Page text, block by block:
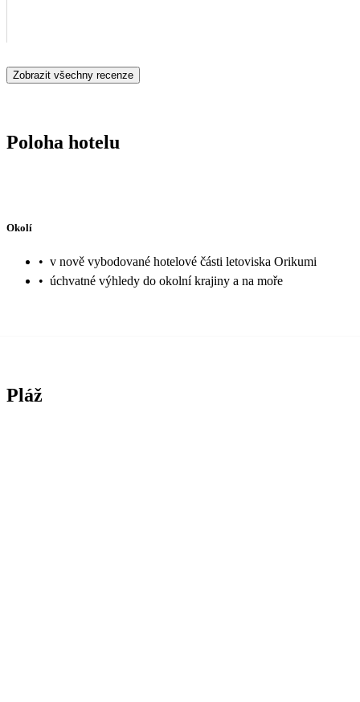
Zobrazit všechny recenze
Poloha hotelu
Okolí
• v nově vybodované hotelové části letoviska Orikumi
• úchvatné výhledy do okolní krajiny a na moře
Pláž